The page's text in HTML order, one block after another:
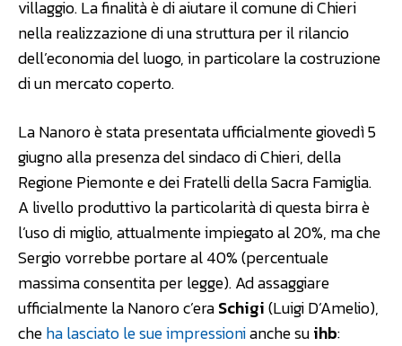
villaggio. La finalità è di aiutare il comune di Chieri
nella realizzazione di una struttura per il rilancio
dell’economia del luogo, in particolare la costruzione
di un mercato coperto.
La Nanoro è stata presentata ufficialmente giovedì 5
giugno alla presenza del sindaco di Chieri, della
Regione Piemonte e dei Fratelli della Sacra Famiglia.
A livello produttivo la particolarità di questa birra è
l’uso di miglio, attualmente impiegato al 20%, ma che
Sergio vorrebbe portare al 40% (percentuale
massima consentita per legge). Ad assaggiare
ufficialmente la Nanoro c’eraSchigi(Luigi D’Amelio),
cheha lasciato le sue impressionianche suihb: